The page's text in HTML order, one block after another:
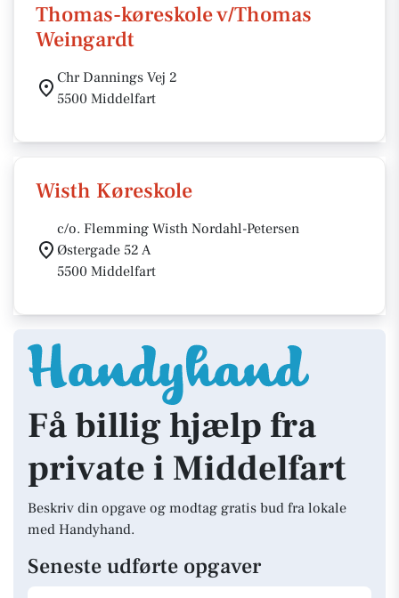
Thomas-køreskole v/Thomas
Weingardt
Chr Dannings Vej 2
5500 Middelfart
Wisth Køreskole
c/o. Flemming Wisth Nordahl-Petersen
Østergade 52 A
5500 Middelfart
Få billig hjælp fra
private i Middelfart
Beskriv din opgave og modtag gratis bud fra lokale
med Handyhand.
Seneste udførte opgaver